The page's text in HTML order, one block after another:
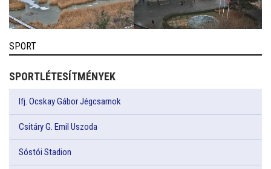
SPORT
SPORTLÉTESÍTMÉNYEK
Ifj. Ocskay Gábor Jégcsarnok
Csitáry G. Emil Uszoda
Sóstói Stadion